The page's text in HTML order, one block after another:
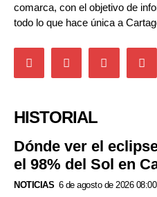
comarca, con el objetivo de
todo lo que hace única a
HISTORIAL
Dónde ver el
el 98% del Sol en
NOTICIAS 6 de agosto de 2026 08:00